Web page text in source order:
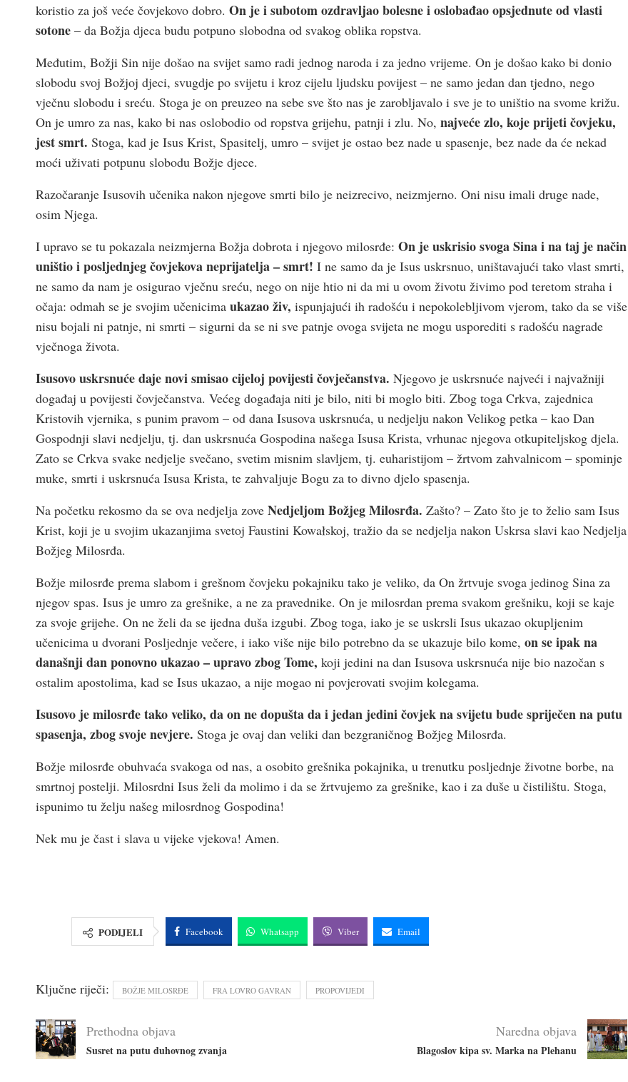
koristio za još veće čovjekovo dobro. On je i subotom ozdravljao bolesne i oslobađao opsjednute od vlasti
sotone – da Božja djeca budu potpuno slobodna od svakog oblika ropstva.
Međutim, Božji Sin nije došao na svijet samo radi jednog naroda i za jedno vrijeme. On je došao kako bi donio
slobodu svoj Božjoj djeci, svugdje po svijetu i kroz cijelu ljudsku povijest – ne samo jedan dan tjedno, nego
vječnu slobodu i sreću. Stoga je on preuzeo na sebe sve što nas je zarobljavalo i sve je to uništio na svome križu.
On je umro za nas, kako bi nas oslobodio od ropstva grijehu, patnji i zlu. No, najveće zlo, koje prijeti čovjeku,
jest smrt. Stoga, kad je Isus Krist, Spasitelj, umro – svijet je ostao bez nade u spasenje, bez nade da će nekad
moći uživati potpunu slobodu Božje djece.
Razočaranje Isusovih učenika nakon njegove smrti bilo je neizrecivo, neizmjerno. Oni nisu imali druge nade,
osim Njega.
I upravo se tu pokazala neizmjerna Božja dobrota i njegovo milosrđe: On je uskrisio svoga Sina i na taj je način
uništio i posljednjeg čovjekova neprijatelja – smrt! I ne samo da je Isus uskrsnuo, uništavajući tako vlast smrti,
ne samo da nam je osigurao vječnu sreću, nego on nije htio ni da mi u ovom životu živimo pod teretom straha i
očaja: odmah se je svojim učenicima ukazao živ, ispunjajući ih radošću i nepokolebljivom vjerom, tako da se više
nisu bojali ni patnje, ni smrti – sigurni da se ni sve patnje ovoga svijeta ne mogu usporediti s radošću nagrade
vječnoga života.
Isusovo uskrsnuće daje novi smisao cijeloj povijesti čovječanstva. Njegovo je uskrsnuće najveći i najvažniji
događaj u povijesti čovječanstva. Većeg događaja niti je bilo, niti bi moglo biti. Zbog toga Crkva, zajednica
Kristovih vjernika, s punim pravom – od dana Isusova uskrsnuća, u nedjelju nakon Velikog petka – kao Dan
Gospodnji slavi nedjelju, tj. dan uskrsnuća Gospodina našega Isusa Krista, vrhunac njegova otkupiteljskog djela.
Zato se Crkva svake nedjelje svečano, svetim misnim slavljem, tj. euharistijom – žrtvom zahvalnicom – spominje
muke, smrti i uskrsnuća Isusa Krista, te zahvaljuje Bogu za to divno djelo spasenja.
Na početku rekosmo da se ova nedjelja zove Nedjeljom Božjeg Milosrđa. Zašto? – Zato što je to želio sam Isus
Krist, koji je u svojim ukazanjima svetoj Faustini Kowałskoj, tražio da se nedjelja nakon Uskrsa slavi kao Nedjelja
Božjeg Milosrđa.
Božje milosrđe prema slabom i grešnom čovjeku pokajniku tako je veliko, da On žrtvuje svoga jedinog Sina za
njegov spas. Isus je umro za grešnike, a ne za pravednike. On je milosrdan prema svakom grešniku, koji se kaje
za svoje grijehe. On ne želi da se ijedna duša izgubi. Zbog toga, iako je se uskrsli Isus ukazao okupljenim
učenicima u dvorani Posljednje večere, i iako više nije bilo potrebno da se ukazuje bilo kome, on se ipak na
današnji dan ponovno ukazao – upravo zbog Tome, koji jedini na dan Isusova uskrsnuća nije bio nazočan s
ostalim apostolima, kad se Isus ukazao, a nije mogao ni povjerovati svojim kolegama.
Isusovo je milosrđe tako veliko, da on ne dopušta da i jedan jedini čovjek na svijetu bude spriječen na putu
spasenja, zbog svoje nevjere. Stoga je ovaj dan veliki dan bezgraničnog Božjeg Milosrđa.
Božje milosrđe obuhvaća svakoga od nas, a osobito grešnika pokajnika, u trenutku posljednje životne borbe, na
smrtnoj postelji. Milosrdni Isus želi da molimo i da se žrtvujemo za grešnike, kao i za duše u čistilištu. Stoga,
ispunimo tu želju našeg milosrdnog Gospodina!
Nek mu je čast i slava u vijeke vjekova! Amen.
PODIJELI Facebook Whatsapp Viber Email
Ključne riječi: BOŽJE MILOSRĐE FRA LOVRO GAVRAN PROPOVIJEDI
Prethodna objava
Susret na putu duhovnog zvanja
Naredna objava
Blagoslov kipa sv. Marka na Plehanu